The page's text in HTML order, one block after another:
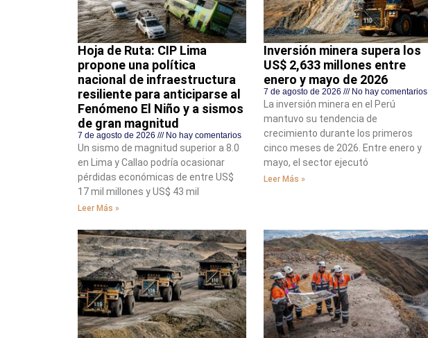
Hoja de Ruta: CIP Lima
propone una política
nacional de infraestructura
resiliente para anticiparse al
Fenómeno El Niño y a sismos
de gran magnitud
7 de agosto de 2026 No hay comentarios
Un sismo de magnitud superior a 8.0
en Lima y Callao podría ocasionar
pérdidas económicas de entre US$
17 mil millones y US$ 43 mil
Leer Más »
Inversión minera supera los
US$ 2,633 millones entre
enero y mayo de 2026
7 de agosto de 2026 No hay comentarios
La inversión minera en el Perú
mantuvo su tendencia de
crecimiento durante los primeros
cinco meses de 2026. Entre enero y
mayo, el sector ejecutó
Leer Más »